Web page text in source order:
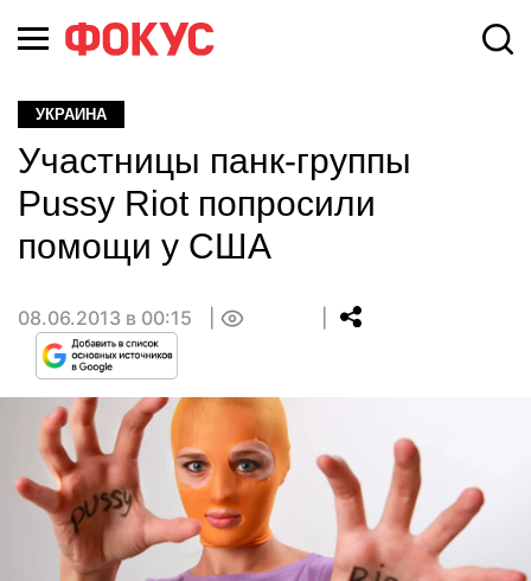
УКРАИНА
Участницы панк-группы
Pussy Riot попросили
помощи у США
08.06.2013 в 00:15